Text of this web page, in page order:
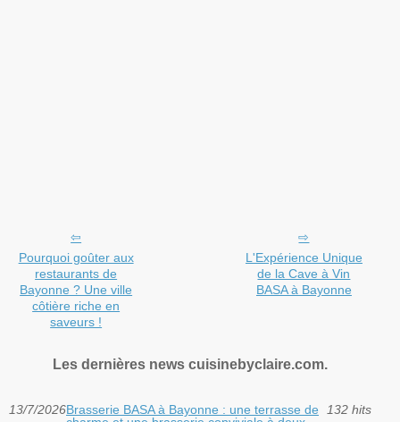
Pourquoi goûter aux
restaurants de
Bayonne ? Une ville
côtière riche en
saveurs !
L'Expérience Unique
de la Cave à Vin
BASA à Bayonne
Les dernières news cuisinebyclaire.com.
13/7/2026Brasserie BASA à Bayonne : une terrasse de
132 hits